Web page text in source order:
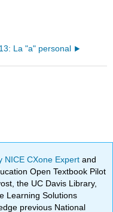
La "a" personal
NICE CXone Expertand
Open Textbook Pilot
the UC Davis Library,
Learning Solutions
previous National